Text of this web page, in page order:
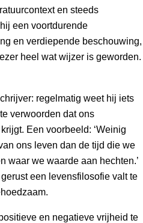
en steeds
een voortdurende
en verdiepende beschouwing,
heel wat wijzer is geworden.
regelmatig weet hij iets
verwoorden dat ons
Een voorbeeld: ‘Weinig
ons leven dan de tijd die we
waar we waarde aan hechten.’
een levensfilosofie valt te
en negatieve vrijheid te